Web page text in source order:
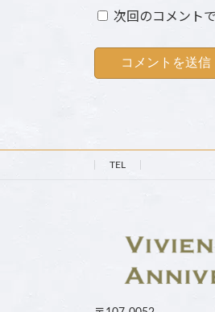
次回のコメント
TEL